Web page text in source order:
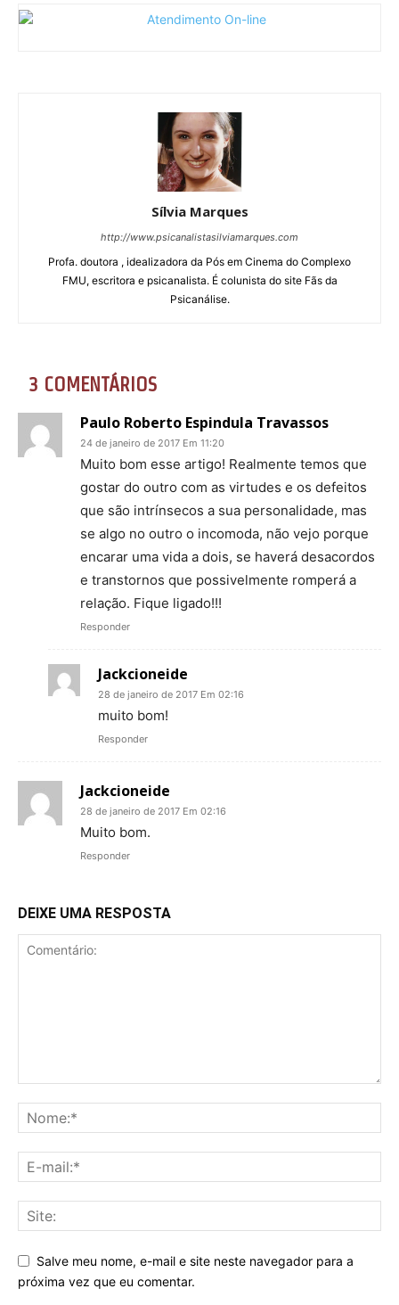
Sílvia Marques
http://www.psicanalistasilviamarques.com
Profa. doutora , idealizadora da Pós em Cinema do Complexo
FMU, escritora e psicanalista. É colunista do site Fãs da
Psicanálise.
3 COMENTÁRIOS
Paulo Roberto Espindula Travassos
24 de janeiro de 2017 Em 11:20
Muito bom esse artigo! Realmente temos que
gostar do outro com as virtudes e os defeitos
que são intrínsecos a sua personalidade, mas
se algo no outro o incomoda, não vejo porque
encarar uma vida a dois, se haverá desacordos
e transtornos que possivelmente romperá a
relação. Fique ligado!!!
Responder
Jackcioneide
28 de janeiro de 2017 Em 02:16
muito bom!
Responder
Jackcioneide
28 de janeiro de 2017 Em 02:16
Muito bom.
Responder
DEIXE UMA RESPOSTA
Salve meu nome, e-mail e site neste navegador para a
próxima vez que eu comentar.